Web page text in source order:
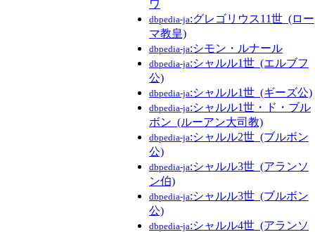
ワ
dbpedia-ja:グレゴリウス11世_(ロー
マ教皇)
dbpedia-ja:シモン・ルナール
dbpedia-ja:シャルル1世_(エルブフ
公)
dbpedia-ja:シャルル1世_(ギーズ公)
dbpedia-ja:シャルル1世・ド・ブル
ボン_(ルーアン大司教)
dbpedia-ja:シャルル2世_(ブルボン
公)
dbpedia-ja:シャルル3世_(アランソ
ン伯)
dbpedia-ja:シャルル3世_(ブルボン
公)
dbpedia-ja:シャルル4世_(アランソ